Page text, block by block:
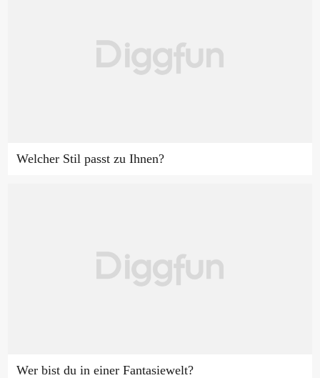
Welcher Stil passt zu Ihnen?
Wer bist du in einer Fantasiewelt?